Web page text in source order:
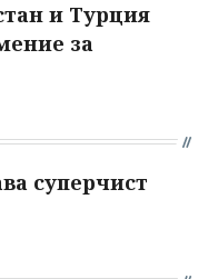
и Турция
за
суперчист